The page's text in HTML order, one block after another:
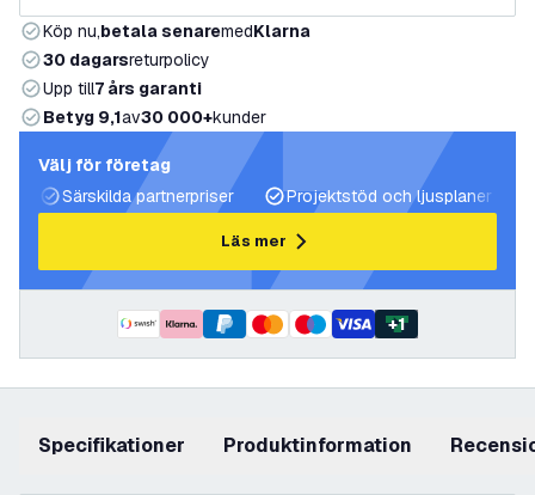
Köp nu,betala senaremedKlarna
30 dagarsreturpolicy
Upp till7 års garanti
Betyg 9,1av30 000+kunder
Välj för företag
Särskilda partnerpriser
Projektstöd och ljusplaner
Läs mer
+1
Specifikationer produktinformation